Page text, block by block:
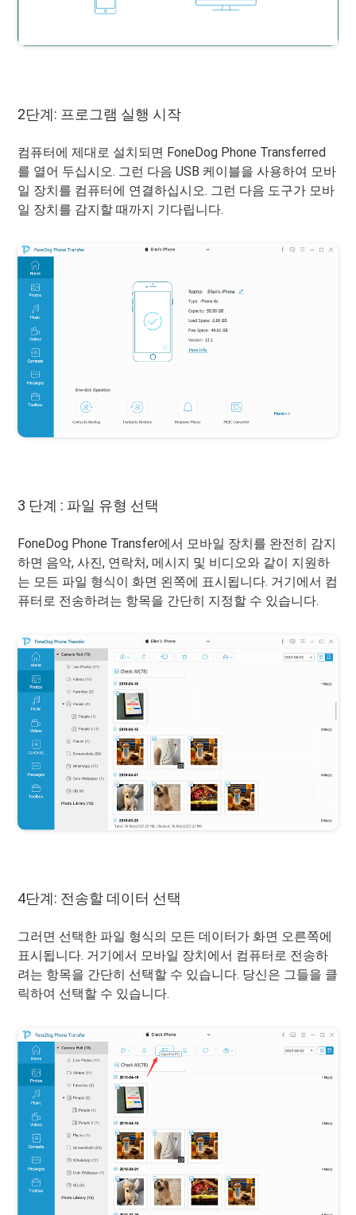
2단계: 프로그램 실행 시작
컴퓨터에 제대로 설치되면 FoneDog Phone Transferred
를 열어 두십시오. 그런 다음 USB 케이블을 사용하여 모바
일 장치를 컴퓨터에 연결하십시오. 그런 다음 도구가 모바
일 장치를 감지할 때까지 기다립니다.
3 단계 : 파일 유형 선택
FoneDog Phone Transfer에서 모바일 장치를 완전히 감지
하면 음악, 사진, 연락처, 메시지 및 비디오와 같이 지원하
는 모든 파일 형식이 화면 왼쪽에 표시됩니다. 거기에서 컴
퓨터로 전송하려는 항목을 간단히 지정할 수 있습니다.
4단계: 전송할 데이터 선택
그러면 선택한 파일 형식의 모든 데이터가 화면 오른쪽에
표시됩니다. 거기에서 모바일 장치에서 컴퓨터로 전송하
려는 항목을 간단히 선택할 수 있습니다. 당신은 그들을 클
릭하여 선택할 수 있습니다.